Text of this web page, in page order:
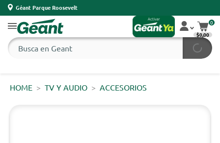
Géant Parque Roosevelt
0
$0,00
HOME TV Y AUDIO ACCESORIOS